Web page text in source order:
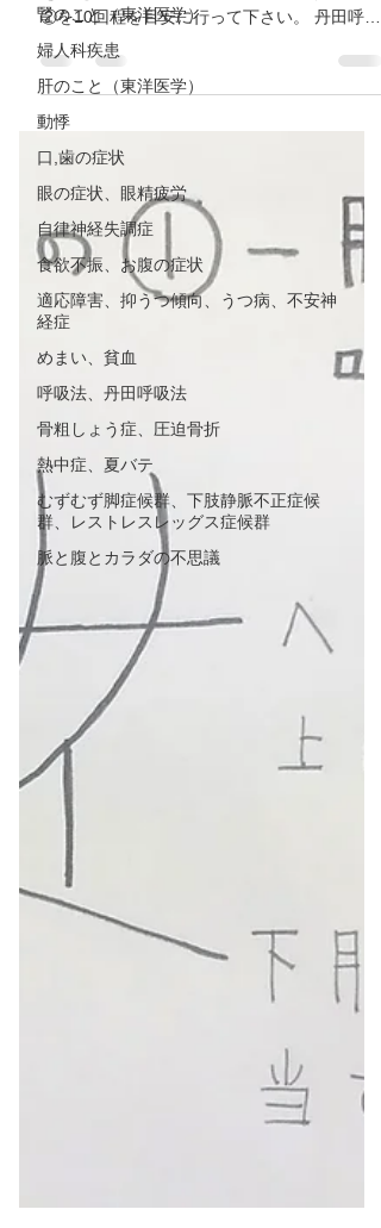
腎のこと（東洋医学）
婦人科疾患
肝のこと（東洋医学）
動悸
口,歯の症状
眼の症状、眼精疲労
自律神経失調症
食欲不振、お腹の症状
適応障害、抑うつ傾向、うつ病、不安神
経症
めまい、貧血
呼吸法、丹田呼吸法
骨粗しょう症、圧迫骨折
熱中症、夏バテ
むずむず脚症候群、下肢静脈不正症候
群、レストレスレッグス症候群
脈と腹とカラダの不思議
自律神経失調症から来る過呼吸(過換気症候群)
を整える丹田呼吸法「大波浪息」やり方 ①と
②を10回程を目安に行って下さい。 丹田呼吸
その① 丹田呼吸その② (参考資料:丹田を創っ
て「腹の人」になる|鈴木光弥)